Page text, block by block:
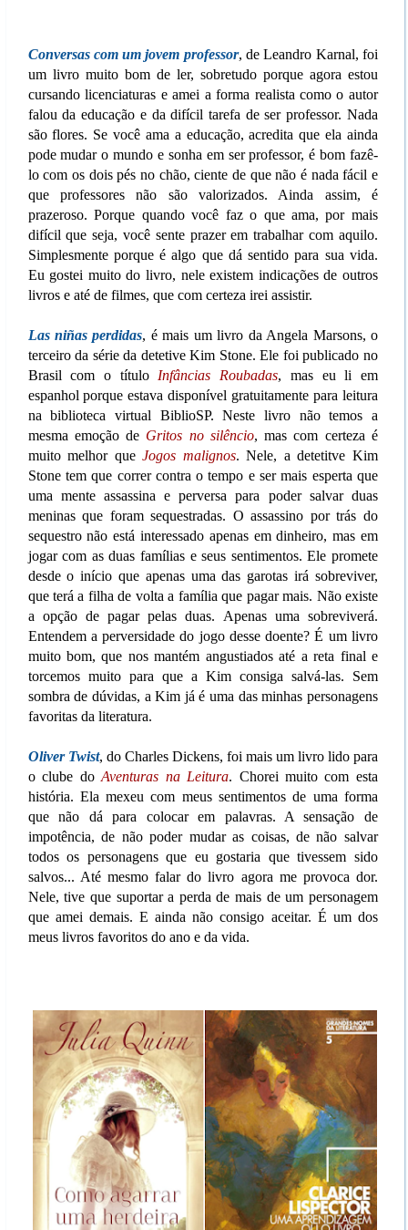
Conversas com um jovem professor, de Leandro Karnal, foi
um livro muito bom de ler, sobretudo porque agora estou
cursando licenciaturas e amei a forma realista como o autor
falou da educação e da difícil tarefa de ser professor. Nada
são flores. Se você ama a educação, acredita que ela ainda
pode mudar o mundo e sonha em ser professor, é bom fazê-
lo com os dois pés no chão, ciente de que não é nada fácil e
que professores não são valorizados. Ainda assim, é
prazeroso. Porque quando você faz o que ama, por mais
difícil que seja, você sente prazer em trabalhar com aquilo.
Simplesmente porque é algo que dá sentido para sua vida.
Eu gostei muito do livro, nele existem indicações de outros
livros e até de filmes, que com certeza irei assistir.
Las niñas perdidas, é mais um livro da Angela Marsons, o
terceiro da série da detetive Kim Stone. Ele foi publicado no
Brasil com o título Infâncias Roubadas, mas eu li em
espanhol porque estava disponível gratuitamente para leitura
na biblioteca virtual BiblioSP. Neste livro não temos a
mesma emoção de Gritos no silêncio, mas com certeza é
muito melhor queJogos malignos. Nele, a detetitve Kim
Stone tem que correr contra o tempo e ser mais esperta que
uma mente assassina e perversa para poder salvar duas
meninas que foram sequestradas. O assassino por trás do
sequestro não está interessado apenas em dinheiro, mas em
jogar com as duas famílias e seus sentimentos. Ele promete
desde o início que apenas uma das garotas irá sobreviver,
que terá a filha de volta a família que pagar mais. Não existe
a opção de pagar pelas duas. Apenas uma sobreviverá.
Entendem a perversidade do jogo desse doente? É um livro
muito bom, que nos mantém angustiados até a reta final e
torcemos muito para que a Kim consiga salvá-las. Sem
sombra de dúvidas, a Kim já é uma das minhas personagens
favoritas da literatura.
Oliver Twist, do Charles Dickens, foi mais um livro lido para
o clube doAventuras na Leitura. Chorei muito com esta
história. Ela mexeu com meus sentimentos de uma forma
que não dá para colocar em palavras. A sensação de
impotência, de não poder mudar as coisas, de não salvar
todos os personagens que eu gostaria que tivessem sido
salvos... Até mesmo falar do livro agora me provoca dor.
Nele, tive que suportar a perda de mais de um personagem
que amei demais. E ainda não consigo aceitar. É um dos
meus livros favoritos do ano e da vida.